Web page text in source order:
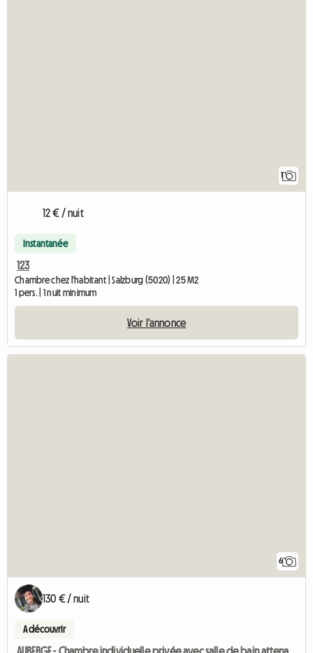
1
12 € / nuit
Instantanée
123
Chambre chez l'habitant | Salzburg (5020) | 25 M2
1 pers. | 1 nuit minimum
Voir l'annonce
6
130 € / nuit
A découvrir